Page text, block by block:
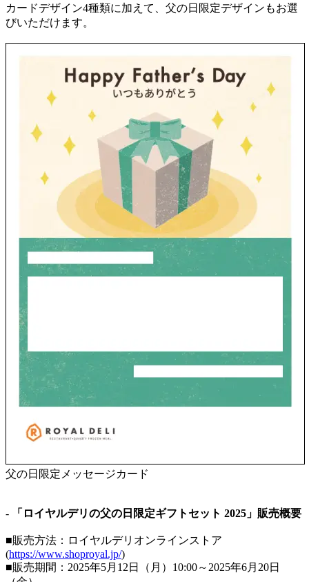
カードデザイン4種類に加えて、父の日限定デザインもお選
びいただけます。
父の日限定メッセージカード
- 「ロイヤルデリの父の日限定ギフトセット 2025」販売概要
■販売方法：ロイヤルデリオンラインストア
(https://www.shoproyal.jp/)
■販売期間：2025年5月12日（月）10:00～2025年6月20日